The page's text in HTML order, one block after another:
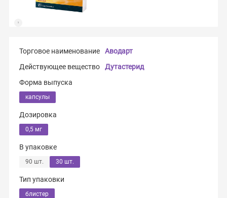
Торговое наименование
Аводарт
Действующее вещество
Дутастерид
Форма выпуска
капсулы
Дозировка
0,5 мг
В упаковке
90 шт. 30 шт.
Тип упаковки
блистер